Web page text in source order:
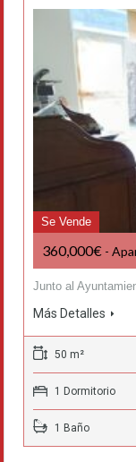
Se Vende
360,000€ -
Junto al
Más Detalles
50 m²
1 Dormitorio
1 Baño